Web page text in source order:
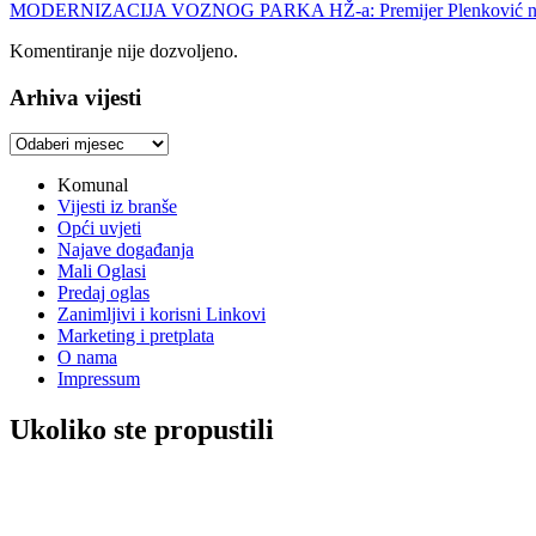
MODERNIZACIJA VOZNOG PARKA HŽ-a: Premijer Plenković
Komentiranje nije dozvoljeno.
Arhiva vijesti
Arhiva
Komunal
Vijesti iz branše
Opći uvjeti
Najave događanja
Mali Oglasi
Predaj oglas
Zanimljivi i korisni Linkovi
Marketing i pretplata
O nama
Impressum
Ukoliko ste propustili